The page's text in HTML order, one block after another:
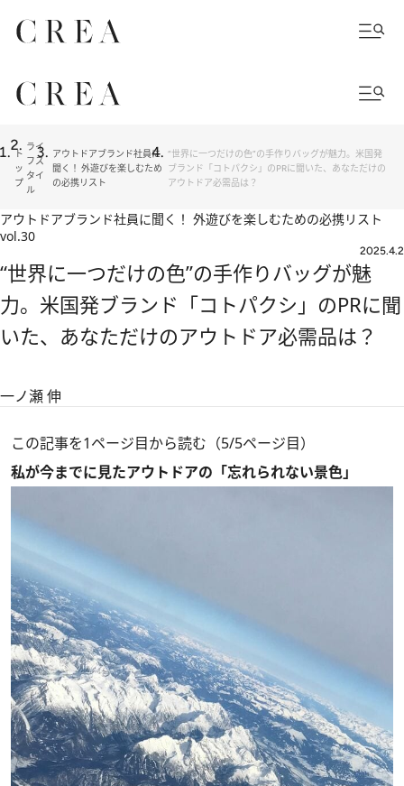
ト
ッ
プ
ライ
フス
タイ
ル
アウトドアブランド社員に
聞く！ 外遊びを楽しむため
の必携リスト
“世界に一つだけの色”の手作りバッグが魅力。米国発
ブランド「コトパクシ」のPRに聞いた、あなただけの
アウトドア必需品は？
アウトドアブランド社員に聞く！ 外遊びを楽しむための必携リスト
vol.30
2025.4.2
“世界に一つだけの色”の手作りバッグが魅
力。米国発ブランド「コトパクシ」のPRに聞
いた、あなただけのアウトドア必需品は？
一ノ瀬 伸
この記事を1ページ目から読む（5/5ページ目）
私が今までに見たアウトドアの「忘れられない景色」